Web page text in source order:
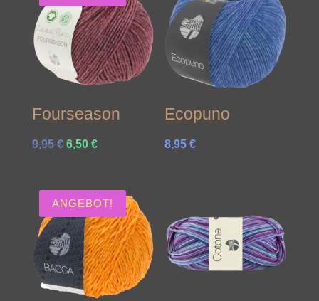
Fourseason
9,95 € Ursprünglicher
9,95 €
6,50 €Aktueller
6,50 €.
Ecopuno
8,95€
ANGEBOT!